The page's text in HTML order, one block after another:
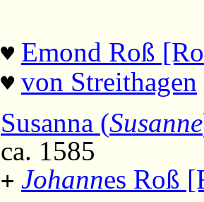
♥ Emond Roß
♥ von Streithagen
Susanna (Susanne
ca. 1585
+ Johannes Roß